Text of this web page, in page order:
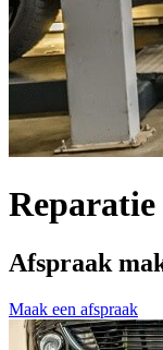
Reparatie
Afspraak
Maak een afspraak